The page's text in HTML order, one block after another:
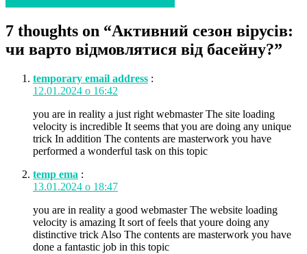
7 thoughts on “Активний сезон вірусів:
чи варто відмовлятися від басейну?”
temporary email address :
12.01.2024 о 16:42
you are in reality a just right webmaster The site loading
velocity is incredible It seems that you are doing any unique
trick In addition The contents are masterwork you have
performed a wonderful task on this topic
temp ema :
13.01.2024 о 18:47
you are in reality a good webmaster The website loading
velocity is amazing It sort of feels that youre doing any
distinctive trick Also The contents are masterwork you have
done a fantastic job in this topic